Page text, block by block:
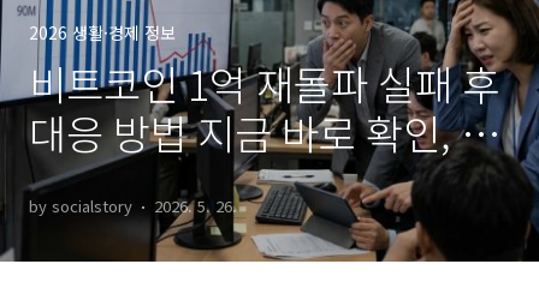
2026 생활·경제 정보
비트코인 1억 재돌파 실패 후
대응 방법 지금 바로 확인, 손
실 커지기 전 필수 체크
by socialstory 2026. 5. 26.